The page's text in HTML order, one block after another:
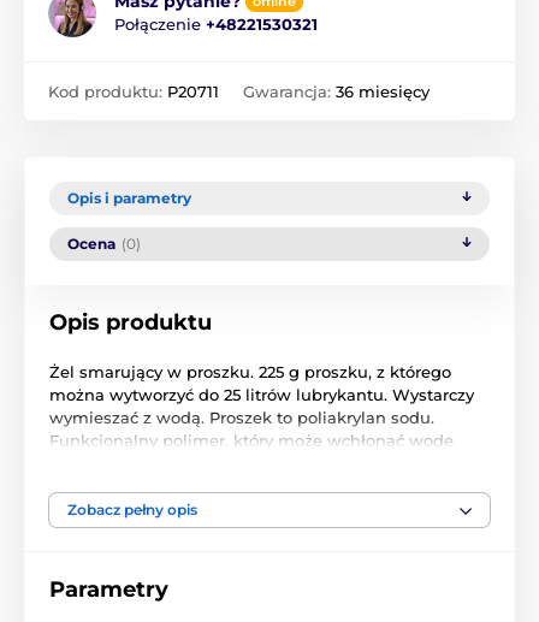
Połączenie +48221530321
Kod produktu: P20711 Gwarancja: 36 miesięcy
Opis i parametry
Ocena (0)
Opis produktu
Żel smarujący w proszku. 225 g proszku, z którego
można wytworzyć do 25 litrów lubrykantu. Wystarczy
wymieszać z wodą. Proszek to poliakrylan sodu.
Funkcjonalny polimer, który może wchłonąć wodę
Żel nawilżający jest na bazie wody. Może być
stosowany na dowolnej prezerwatywy lub urządzeniu
Zobacz pełny opis
Parametry